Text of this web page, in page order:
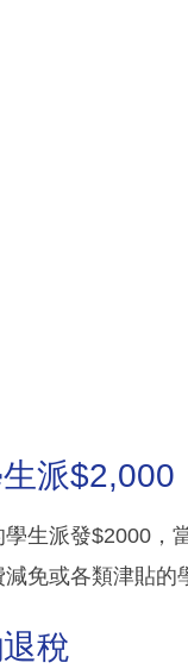
派$2,000
生派發$2000，
免或各類津貼
稅